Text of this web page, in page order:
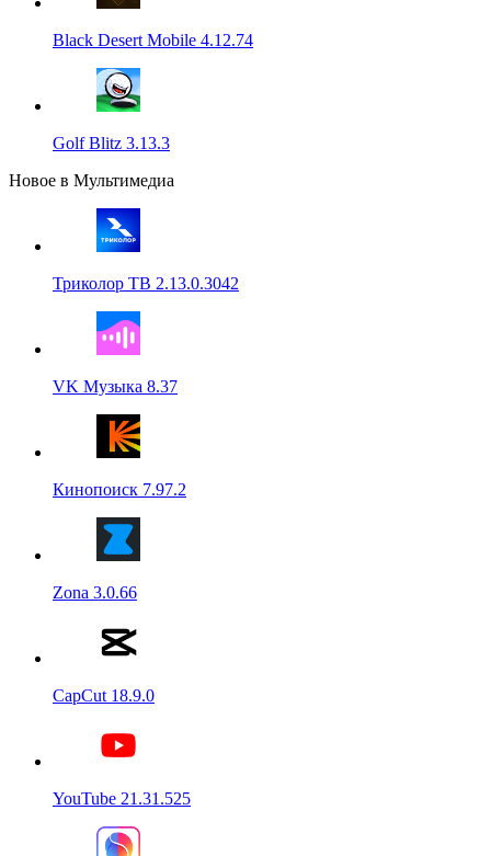
Black Desert Mobile 4.12.74
Golf Blitz 3.13.3
Новое в Мультимедиа
Триколор ТВ 2.13.0.3042
VK Музыка 8.37
Кинопоиск 7.97.2
Zona 3.0.66
CapCut 18.9.0
YouTube 21.31.525